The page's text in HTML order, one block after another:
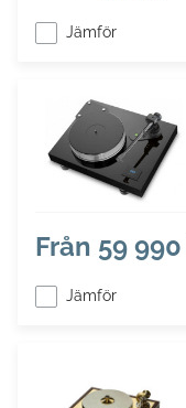
Jämför
Från 59
Jämför